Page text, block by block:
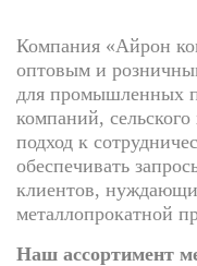
Компания «Айрон
оптовым и
для промышленных
компаний,
подход к
обеспечивать
клиентов,
металлопрокатной
Наш ассортимент